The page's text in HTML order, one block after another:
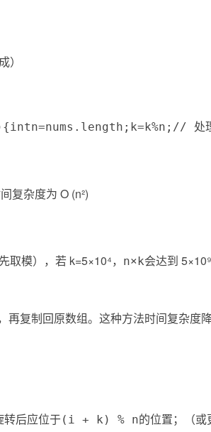
）
{intn=nums . length ; k=k%n ; // 处
复杂度为 O (n²)
模），若 k=5×10⁴， n×k会达到
复制回原数组。这种方法时间复杂度
转后应位于(i + k) % n的位置；（